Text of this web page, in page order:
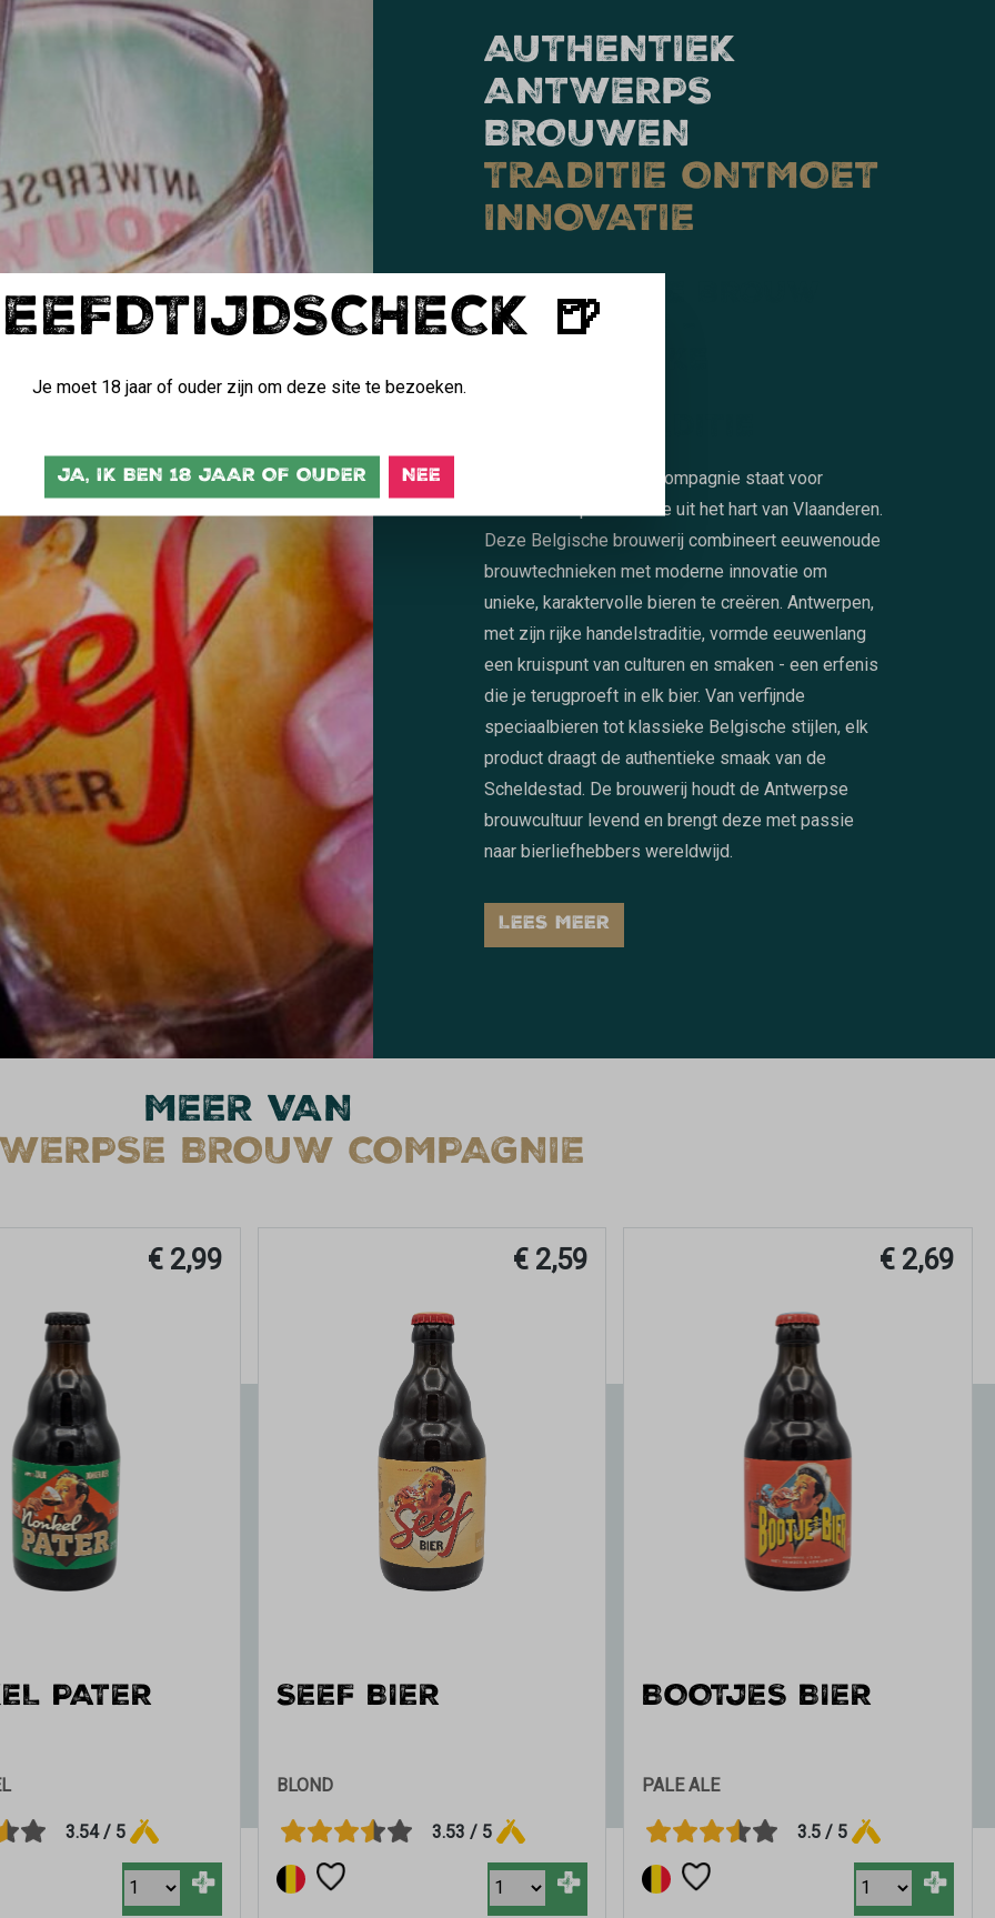
AUTHENTIEK
ANTWERPS
BROUWEN
TRADITIE ONTMOET
INNOVATIE
ANTWERPSE BROUW
COMPAGNIE -
De Antwerpse Brouw Compagnie staat voor
vakmanschap en traditie uit het hart van Vlaanderen.
Deze Belgische brouwerij combineert eeuwenoude
brouwtechnieken met moderne innovatie om
unieke, karaktervolle bieren te creëren. Antwerpen,
met zijn rijke handelstraditie, vormde eeuwenlang
een kruispunt van culturen en smaken - een erfenis
die je terugproeft in elk bier. Van verfijnde
speciaalbieren tot klassieke Belgische stijlen, elk
product draagt de authentieke smaak van de
Scheldestad. De brouwerij houdt de Antwerpse
brouwcultuur levend en brengt deze met passie
naar bierliefhebbers wereldwijd.
LEES MEER
MEER VAN
BROUW COMPAGNIE
€ 2,99
PATER
3.54 / 5
+
€ 2,59
SEEF BIER
BLOND
3.53 / 5
+
€ 2,69
BOOTJES BIER
PALE ALE
3.5 / 5
+
🍺
Je moet 18 jaar of ouder zijn om deze site te bezoeken.
JA, IK BEN 18 JAAR OF OUDER NEE